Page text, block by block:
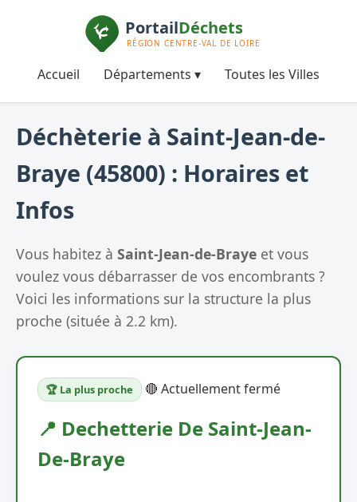
Accueil Départements ▾ Toutes les Villes
Déchèterie à Saint-Jean-de-
Braye (45800) : Horaires et
Infos
Vous habitez à Saint-Jean-de-Braye et vous
voulez vous débarrasser de vos encombrants ?
Voici les informations sur la structure la plus
proche (située à 2.2 km).
🏆 La plus proche 🔴 Actuellement fermé
📍 Dechetterie De Saint-Jean-
De-Braye